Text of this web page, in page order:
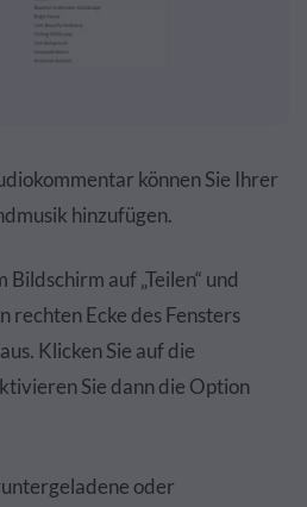
können Sie Ihrer
hinzufügen.
auf „Teilen“ und
rechten Ecke des Fensters
Klicken Sie auf die
Sie dann die Option
oder